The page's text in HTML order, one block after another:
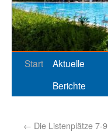
Start
Aktuelle
Berichte
← Die Listenplätze 7-9